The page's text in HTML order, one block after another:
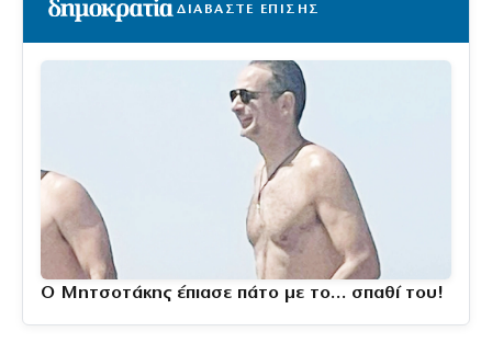
ΔΙΑΒΑΣΤΕ ΕΠΙΣΗΣ
Ο Μητσοτάκης έπιασε πάτο με το… σπαθί του!